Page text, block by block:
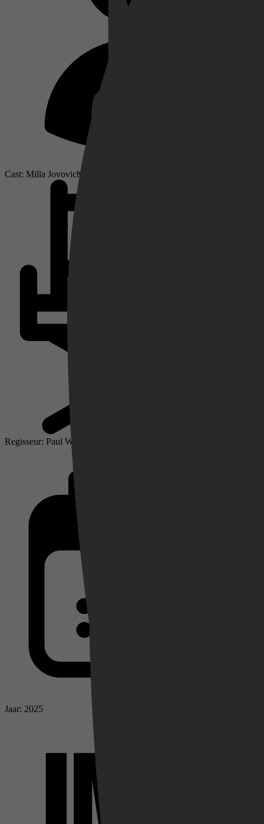
Cast: Milla Jovovich, Dave Bautista, Arly Jover
Regisseur: Paul W. S. Anderson
Jaar: 2025